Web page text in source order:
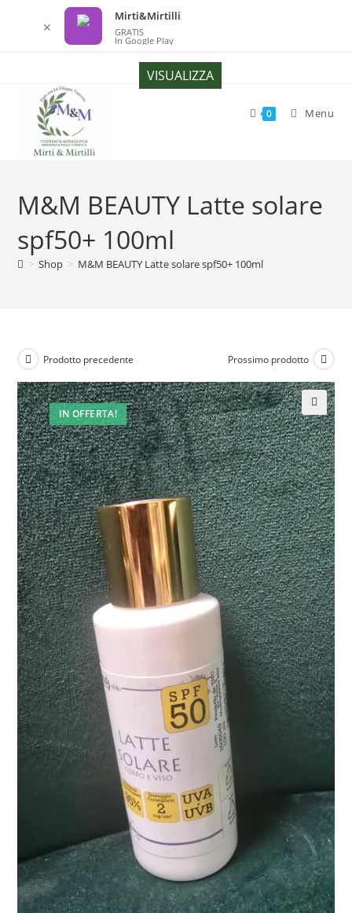
contenuto
0 Menu
M&M BEAUTY Latte solare
spf50+ 100ml
> Shop > M&M BEAUTY Latte solare spf50+ 100ml
IN OFFERTA!
Prodotto precedente Prossimo prodotto
🔍
✕
Mirti&Mirtilli
GRATIS
In Google Play
VISUALIZZA